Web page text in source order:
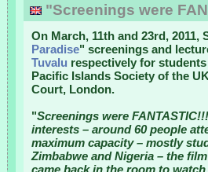
"Screenings were
On March, 11th and 23rd,
Paradise" screenings and
Tuvalu respectively for
Pacific Islands Society of the
Court, London.
"Screenings were
interests – around 60 people
maximum capacity – mostly
Zimbabwe and Nigeria – the
came back in the room to